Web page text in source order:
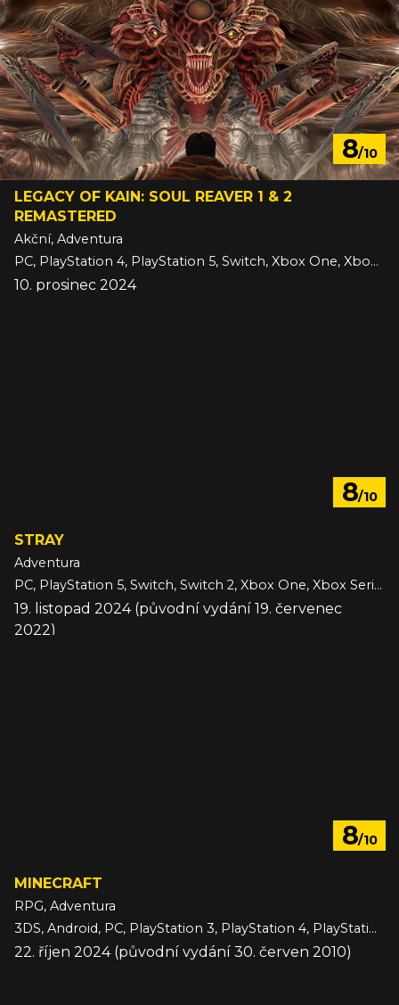
8/10
LEGACY OF KAIN: SOUL REAVER 1 & 2
REMASTERED
Akční, Adventura
PC, PlayStation 4, PlayStation 5, Switch, Xbox One, Xbox Series
10. prosinec 2024
8/10
STRAY
Adventura
PC, PlayStation 5, Switch, Switch 2, Xbox One, Xbox Series
19. listopad 2024 (původní vydání 19. červenec
2022)
8/10
MINECRAFT
RPG, Adventura
3DS, Android, PC, PlayStation 3, PlayStation 4, PlayStation 5, Switch, Switch 2, VITA, Wii U, Xbox 360, Xbox One, Xbox Series, iOS
22. říjen 2024 (původní vydání 30. červen 2010)